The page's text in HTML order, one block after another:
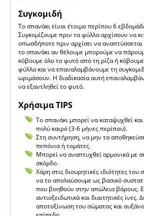
Συγκομιδή
Το σπανάκι είναι έτοιμο περίπου 6
Συγκομίζουμε πριν τα φύλλα αρχίσουν να
οπωσδήποτε πριν αρχίσει να
το σπανάκι αν θέλουμε μπορούμε να
κόβουμε όλο το φυτό από τη ρίζα ή
φύλλα και να επαναλαμβάνουμε τη
ωριμάσουν. Η διαδικασία αυτή
να εξαντληθεί το φυτό.
Χρήσιμα TIPS
Το σπανάκι μπορεί να καταψυχθεί και
πολύ καιρό (3-6 μήνες περίπου).
Στη συντήρηση, να μην τα
πεπόνια ή τομάτες.
Μπορεί να αναπτυχθεί αρμονικά με
σκόρδο.
Χάρη στις διουρητικές ιδιότητες
να το απολαύσουμε ως βασικό
που βοηθούν στην απώλεια βάρους.
αντιοξειδωτικά και διαιτητικές ίνες.
αποτοξίνωση του σώματος και